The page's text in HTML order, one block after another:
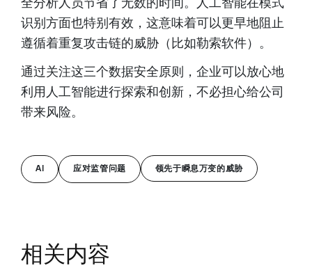
识别方面也特别有效，这意味着可以更早地阻止
遵循着重复攻击链的威胁（比如勒索软件）。
通过关注这三个数据安全原则，企业可以放心地
利用人工智能进行探索和创新，不必担心给公司
带来风险。
AI 应对监管问题 领先于瞬息万变的威胁
相关内容